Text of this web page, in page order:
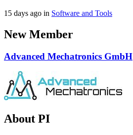
15 days ago in Software and Tools
New Member
Advanced Mechatronics GmbH
About PI